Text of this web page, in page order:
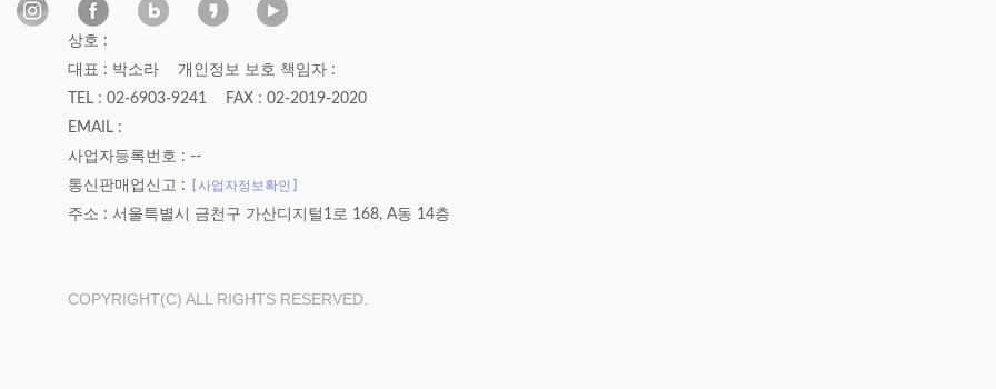
상호 :
대표 : 박소라
개인정보 보호 책임자 :
TEL : 02-6903-9241
FAX : 02-2019-2020
EMAIL :
사업자등록번호 : --
통신판매업신고 :
[사업자정보확인]
주소 : 서울특별시 금천구 가산디지털1로 168, A동 14층
COPYRIGHT(C) ALL RIGHTS RESERVED.